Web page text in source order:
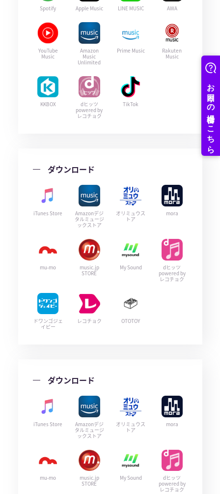
Spotify Apple Music LINE MUSIC AWA
YouTube
Music
Amazon
Music
Unlimited
Prime Music
Rakuten
Music
KKBOX
dヒッツ
powered by
レコチョク
TikTok
ダウンロード
iTunes Store
Amazonデジ
タルミュージ
ックストア
オリミュウス
トア
mora
mu-mo
music.jp
STORE
My Sound
dヒッツ
powered by
レコチョク
ドワンゴジェ
イピー
レコチョク OTOTOY
ダウンロード
iTunes Store
Amazonデジ
タルミュージ
ックストア
オリミュウス
トア
mora
mu-mo
music.jp
STORE
My Sound
dヒッツ
powered by
レコチョク